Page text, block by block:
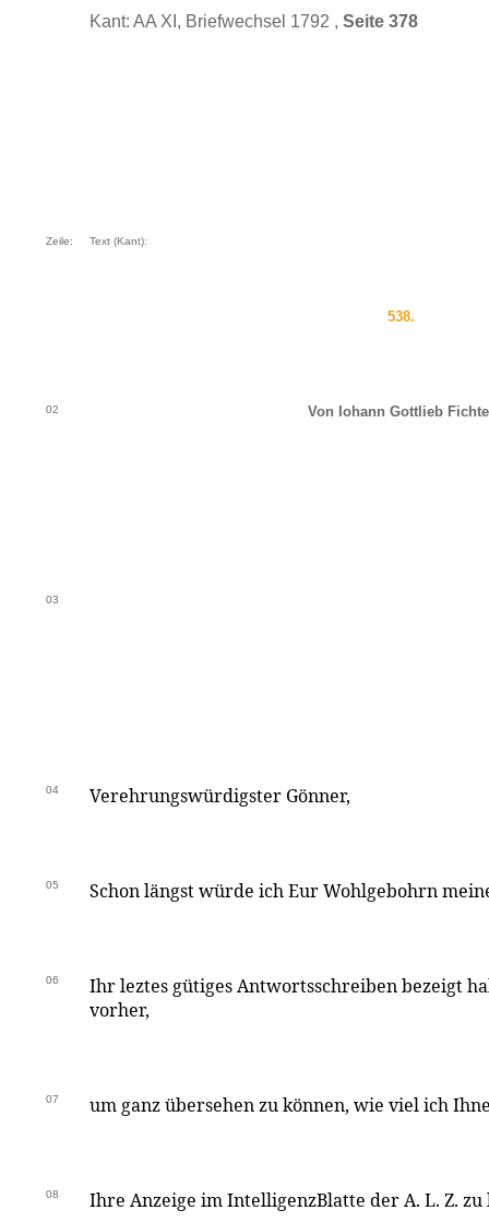
Kant: AA XI, Briefwechsel 1792 , Seite 378
Zeile: Text (Kant):
538.
02 Von Iohann Gottlieb
03
04 Verehrungswürdigster Gönner,
05 Schon längst würde ich Eur Wohlgebohrn
06
Ihr leztes gütiges Antwortsschreiben bezeigt
vorher,
07 um ganz übersehen zu können, wie viel ich
08 Ihre Anzeige im IntelligenzBlatte der A. L. Z.